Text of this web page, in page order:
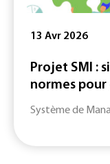
13 Avr 2026
Projet SMI :
normes pour
Système de